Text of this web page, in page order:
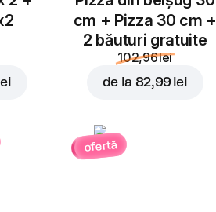
cm + Pizza 30 cm +
2 băuturi gratuite
102,96 lei
de la 82,99 lei
ofertă